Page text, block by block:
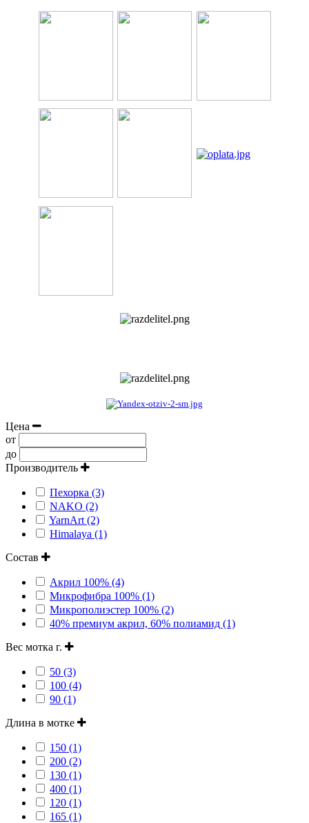
Цена
от
до
Производитель
Пехорка (3)
NAKO (2)
YarnArt (2)
Himalaya (1)
Состав
Акрил 100% (4)
Микрофибра 100% (1)
Микрополиэстер 100% (2)
40% премиум акрил, 60% полиамид (1)
Вес мотка г.
50 (3)
100 (4)
90 (1)
Длина в мотке
150 (1)
200 (2)
130 (1)
400 (1)
120 (1)
165 (1)